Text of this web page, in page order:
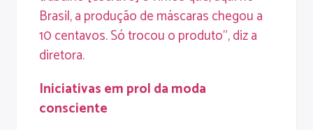
Brasil, a produção de máscaras chegou a
10 centavos. Só trocou o produto”, diz a
diretora.
Iniciativas em prol da moda
consciente